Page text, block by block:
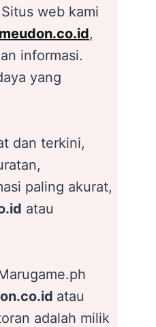
web kami
,
informasi.
yang
dan terkini,
paling akurat,
atau
atau
adalah milik